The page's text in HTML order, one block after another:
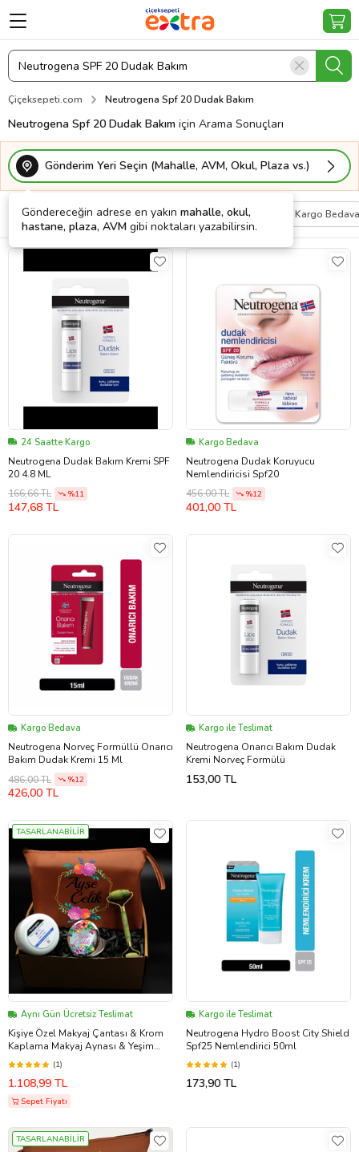
Çiçeksepeti.com Neutrogena Spf 20 Dudak Bakım
Neutrogena Spf 20 Dudak Bakım için Arama Sonuçları
Gönderim Yeri Seçin (Mahalle, AVM, Okul, Plaza vs.)
Göndereceğin adrese en yakın mahalle, okul,
hastane, plaza, AVM gibi noktaları yazabilirsin.
Filtrele Sırala Kişiye Özel Kargo Bedava
24 Saatte Kargo
Neutrogena Dudak Bakım Kremi SPF
20 4.8 ML
166,66 TL
%11
147,68 TL
Kargo Bedava
Neutrogena Dudak Koruyucu
Nemlendiricisi Spf20
456,00 TL
%12
401,00 TL
Kargo Bedava
Neutrogena Norveç Formüllü Onarıcı
Bakım Dudak Kremi 15 Ml
486,00 TL
%12
426,00 TL
Kargo ile Teslimat
Neutrogena Onarıcı Bakım Dudak
Kremi Norveç Formülü
153,00 TL
TASARLANABİLİR
Aynı Gün Ücretsiz Teslimat
Kişiye Özel Makyaj Çantası & Krom
Kaplama Makyaj Aynası & Yeşim
Taşlı Yüz Bakım Aleti & Neutrogena
Krem Hediye Seti
(1)
1.108,99 TL
Sepet Fiyatı
Kargo ile Teslimat
Neutrogena Hydro Boost City Shield
Spf25 Nemlendirici 50ml
(1)
173,90 TL
TASARLANABİLİR